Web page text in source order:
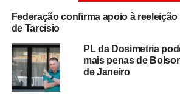
O texto prevê
redução
condenações
A iniciativa busca atender
com participação menor até
O projeto deverá tramitar em
Federação confirma apoio à reeleição
de Tarcísio
PL da Dosimetria
mais penas de
de Janeiro